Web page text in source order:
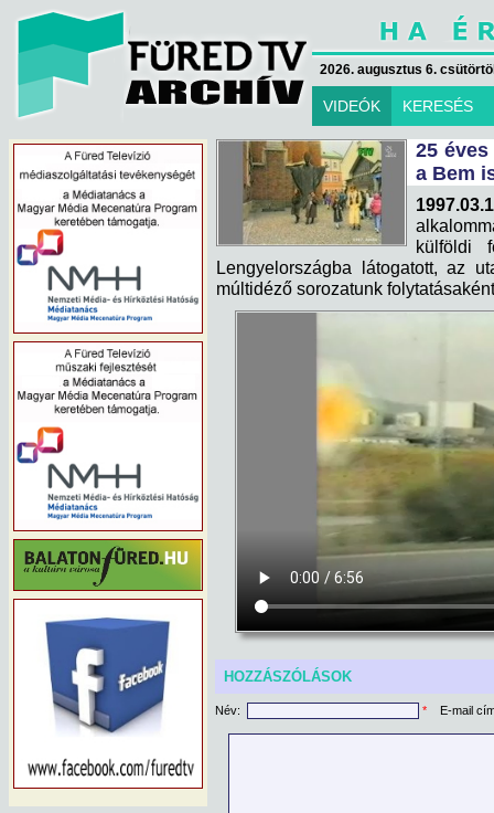
2026. augusztus 6.
VIDEÓK KERESÉS
25
a Bem
külföldi
Lengyelországba látogatott, az
múltidéző sorozatunk
HOZZÁSZÓLÁSOK
Név: * E-mail